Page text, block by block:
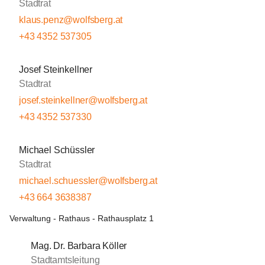
Stadtrat
klaus.penz@wolfsberg.at
+43 4352 537305
Josef Steinkellner
Stadtrat
josef.steinkellner@wolfsberg.at
+43 4352 537330
Michael Schüssler
Stadtrat
michael.schuessler@wolfsberg.at
+43 664 3638387
Verwaltung - Rathaus - Rathausplatz 1
Mag. Dr. Barbara Köller
Stadtamtsleitung